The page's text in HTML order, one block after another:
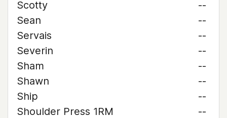
Scotty
--
Sean
--
Servais
--
Severin
--
Sham
--
Shawn
--
Ship
--
Shoulder Press 1RM
--